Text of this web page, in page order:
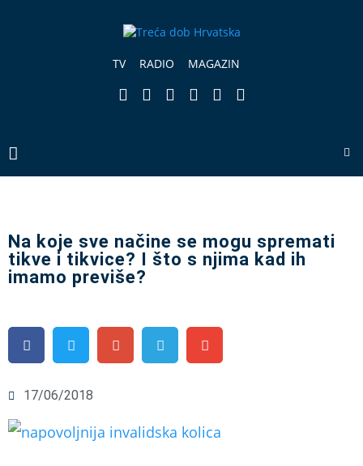
TV RADIO MAGAZIN
Na koje sve načine se mogu spremati
tikve i tikvice? I što s njima kad ih
imamo previše?
17/06/2018